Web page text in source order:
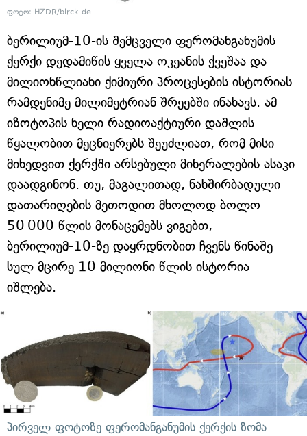
ფოტო: HZDR/blrck.de
ბერილიუმ-10-ის შემცველი ფერომანგანუმის
ქერქი დედამიწის ყველა ოკეანის ქვეშაა და
მილიონწლიანი ქიმიური პროცესების ისტორიას
რამდენიმე მილიმეტრიან შრეებში ინახავს. ამ
იზოტოპის ნელი რადიოაქტიური დაშლის
წყალობით მეცნიერებს შეუძლიათ, რომ მისი
მიხედვით ქერქში არსებული მინერალების ასაკი
დაადგინონ. თუ, მაგალითად, ნახშირბადული
დათარიღების მეთოდით მხოლოდ ბოლო
50 000 წლის მონაცემებს ვიგებთ,
ბერილიუმ-10-ზე დაყრდნობით ჩვენს წინაშე
სულ მცირე 10 მილიონი წლის ისტორია
იშლება.
პირველ ფოტოზე ფერომანგანუმის ქერქის ზომა